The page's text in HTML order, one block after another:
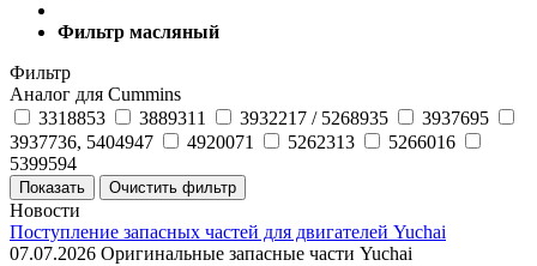
Фильтр масляный
Фильтр
Аналог для Cummins
3318853
3889311 3932217 / 5268935
3937695
3937736, 5404947
4920071 5262313
5266016
5399594
Новости
Поступление запасных частей для двигателей Yuchai
07.07.2026 Оригинальные запасные части Yuchai